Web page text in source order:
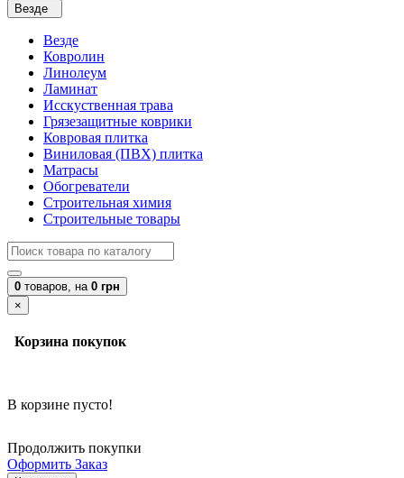
Везде
Везде
Ковролин
Линолеум
Ламинат
Исскуственная трава
Грязезащитные коврики
Ковровая плитка
Виниловая (ПВХ) плитка
Матрасы
Обогреватели
Строительная химия
Строительные товары
0 товаров, на 0 грн
×
Корзина покупок
В корзине пусто!
Продолжить покупки
Оформить Заказ